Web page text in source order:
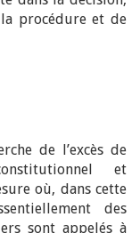
procédure et de
de l’excès de
et
où, dans cette
des
sont appelés à